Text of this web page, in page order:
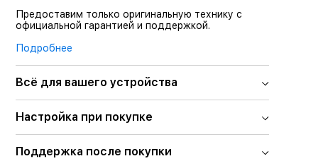
Предоставим только оригинальную технику с
официальной гарантией и поддержкой.
Подробнее
Всё для вашего устройства
Настройка при покупке
Поддержка после покупки